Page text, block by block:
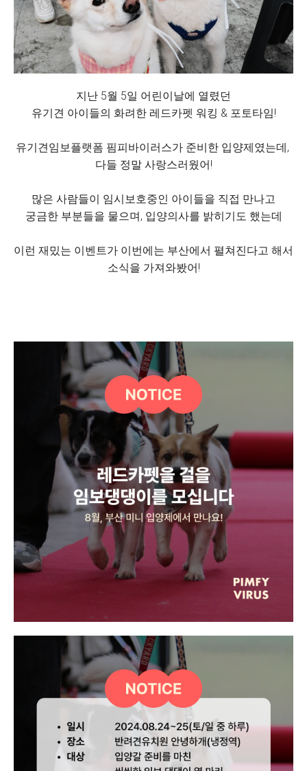
지난 5월 5일 어린이날에 열렸던
유기견 아이들의 화려한 레드카펫 워킹 & 포토타임!
유기견임보플랫폼 핌피바이러스가 준비한 입양제였는데,
다들 정말 사랑스러웠어!
많은 사람들이 임시보호중인 아이들을 직접 만나고
궁금한 부분들을 물으며, 입양의사를 밝히기도 했는데
이런 재밌는 이벤트가 이번에는 부산에서 펼쳐진다고 해서
소식을 가져와봤어!